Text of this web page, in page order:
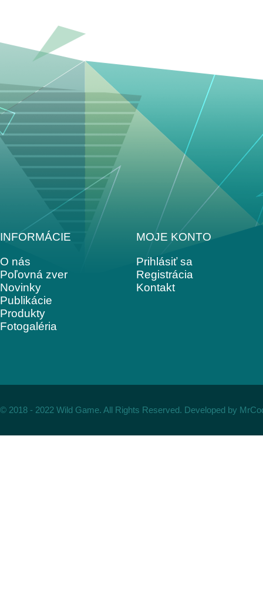
INFORMÁCIE
O nás
Poľovná zver
Novinky
Publikácie
Produkty
Fotogaléria
MOJE KONTO
Prihlásiť sa
Registrácia
Kontakt
© 2018 - 2022 Wild Game. All Rights Reserved. Developed by